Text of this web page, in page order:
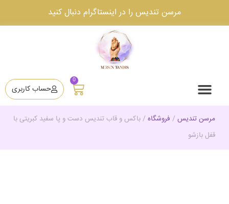
مرسن تندیس را در اینستاگرام دنبال کنید
0
حساب کاربری
مرسن تندیس / فروشگاه /باکس و قاب تندیس دست و پا سفید کبریتی با
قفل بازشو